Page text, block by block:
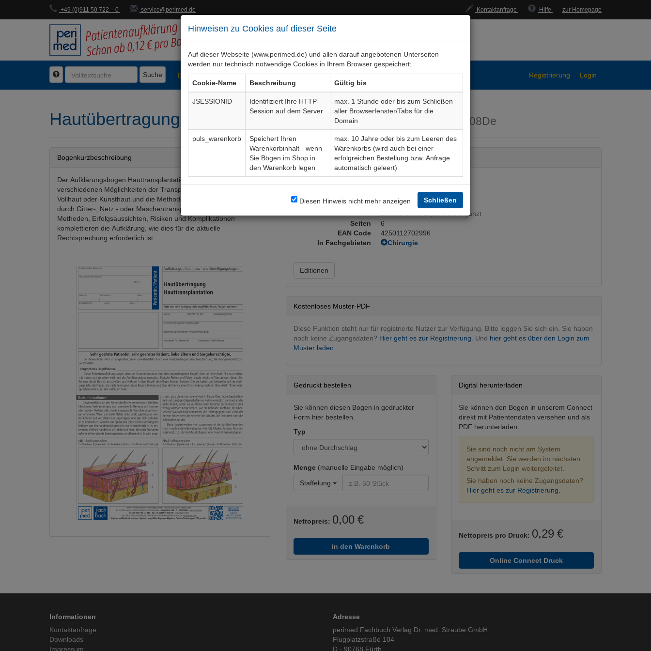
+49 (0)911 50 722 – 0 service@perimed.de Kontaktanfrage Hilfe zur Homepage
Suche BogenFachgebiete Bogen-Gesamtübersicht Registrierung Login
Hinweisen zu Cookies auf dieser Seite
Auf dieser Webseite (www.perimed.de) und allen darauf angebotenen Unterseiten
werden nur technisch notwendige Cookies in Ihrem Browser gespeichert:
Cookie-Name Beschreibung
Gültig bis
JSESSIONID
Identifiziert Ihre HTTP-
Session auf dem Server
max. 1 Stunde oder bis zum Schließen
aller Browserfenster/Tabs für die
Domain
puls_warenkorb
Speichert Ihren
Warenkorbinhalt - wenn
Sie Bögen im Shop in
den Warenkorb legen
max. 10 Jahre oder bis zum Leeren des
Warenkorbs (wird auch bei einer
erfolgreichen Bestellung bzw. Anfrage
automatisch geleert)
Diesen Hinweis nicht mehr anzeigen Schließen
Hautübertragung, Hauttransplantation Aufklärungsbogen ChPl008De
Bogenkurzbeschreibung
Der Aufklärungsbogen Hauttransplantation beschreibt die
verschiedenen Möglichkeiten der Transplantation von Spalthaut,
Vollhaut oder Kunsthaut und die Methoden der Vergrößerung
durch Gitter-, Netz - oder Maschentransplantation. Alternative
Methoden, Erfolgsaussichten, Risiken und Komplikationen
komplettieren die Aufklärung, wie dies für die aktuelle
Rechtsprechung erforderlich ist.
Bogendetails
Aktuelle Edition
04-23-11
Einsatz eines Expanders ergänzt
Seiten
6
EAN Code
4250112702996
In Fachgebieten
Chirurgie
Editionen
Kostenloses Muster-PDF
Diese Funktion steht nur für registrierte Nutzer zur Verfügung. Bitte loggen Sie sich ein. Sie haben
noch keine Zugangsdaten? Hier geht es zur Registrierung. Und hier geht es über den Login zum
Muster laden.
Gedruckt bestellen
Sie können diesen Bogen in gedruckter
Form hier bestellen.
Typ
Menge (manuelle Eingabe möglich)
Staffelung
Nettopreis: 0,00 €
in den Warenkorb
Digital herunterladen
Sie können den Bogen in unserem Connect
direkt mit Patientendaten versehen und als
PDF herunterladen.
Sie sind noch nicht am System
angemeldet. Sie werden im nächsten
Schritt zum Login weitergeleitet.
Sie haben noch keine Zugangsdaten?
Hier geht es zur Registrierung.
Nettopreis pro Druck: 0,29 €
Online Connect Druck
Informationen
Kontaktanfrage
Downloads
Impressum
Adresse
perimed Fachbuch Verlag Dr. med. Straube GmbH
Flugplatzstraße 104
D - 90768 Fürth